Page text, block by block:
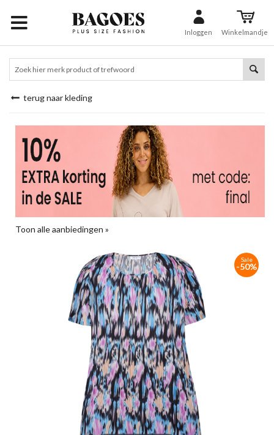
Inloggen Winkelmandje
terug naar kleding
Toon alle aanbiedingen »
Sale
-50%